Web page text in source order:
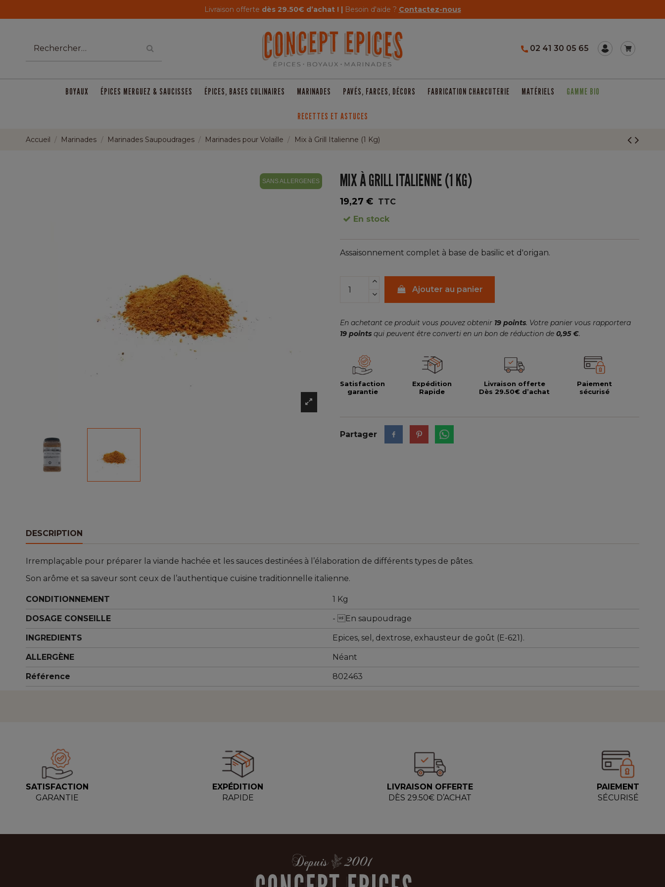
Livraison offerte dès 29.50€ d’achat ! | Besoin d'aide ? Contactez-nous
02 41 30 05 65
BOYAUX ÉPICES MERGUEZ & SAUCISSES ÉPICES, BASES CULINAIRES MARINADES PAVÉS, FARCES, DÉCORS FABRICATION CHARCUTERIE MATÉRIELS GAMME BIO
RECETTES ET ASTUCES
Accueil Marinades Marinades Saupoudrages Marinades pour Volaille Mix à Grill Italienne (1 Kg)
SANS ALLERGENES MIX À GRILL ITALIENNE (1 KG)
19,27 € TTC
En stock
Assaisonnement complet à base de basilic et d'origan.
Ajouter au panier
En achetant ce produit vous pouvez obtenir 19 points. Votre panier vous rapportera
19 points qui peuvent être converti en un bon de réduction de 0,95 €.
Satisfaction
garantie
Expédition
Rapide
Livraison offerte
Dès 29.50€ d’achat
Paiement
sécurisé
Partager
DESCRIPTION
Irremplaçable pour préparer la viande hachée et les sauces destinées à l’élaboration de différents types de pâtes.
Son arôme et sa saveur sont ceux de l’authentique cuisine traditionnelle italienne.
CONDITIONNEMENT 1 Kg
DOSAGE CONSEILLE - En saupoudrage
INGREDIENTS Epices, sel, dextrose, exhausteur de goût (E-621).
ALLERGÈNE Néant
Référence 802463
SATISFACTION
GARANTIE
EXPÉDITION
RAPIDE
LIVRAISON OFFERTE
DÈS 29.50€ D’ACHAT
PAIEMENT
SÉCURISÉ